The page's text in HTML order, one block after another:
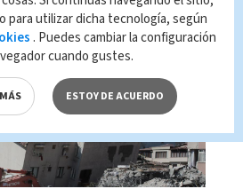
para utilizar dicha tecnología, según
. Puedes cambiar la configuración
cuando gustes.
ESTOY DE ACUERDO